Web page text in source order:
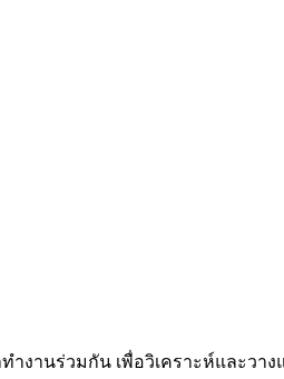
งานร่วมกัน เพื่อวิเคราะห์และว